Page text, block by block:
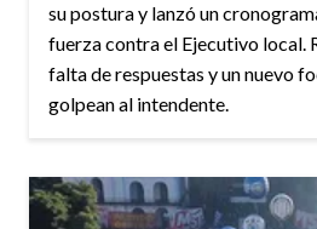
su postura y lanzó un
fuerza contra el Ejecutivo local.
falta de respuestas y un nuevo
golpean al intendente.